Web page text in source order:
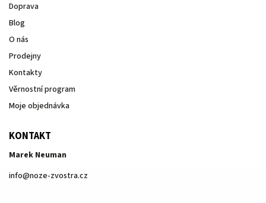
Doprava
Blog
O nás
Prodejny
Kontakty
Věrnostní program
Moje objednávka
KONTAKT
Marek Neuman
info@noze-zvostra.cz